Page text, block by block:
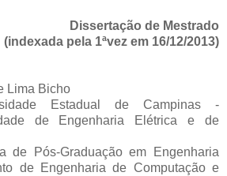
Dissertação de Mestrado
(indexada pela 1ªvez em 16/12/2013)
Lima Bicho
Estadual de Campinas -
de Engenharia Elétrica e de
de Pós-Graduação em Engenharia
de Engenharia de Computação e